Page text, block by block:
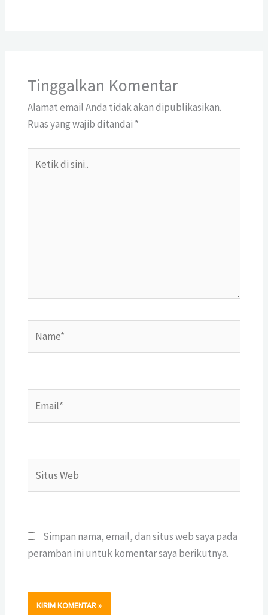
Tinggalkan Komentar
Alamat email Anda tidak akan dipublikasikan.
Ruas yang wajib ditandai *
Web
Simpan nama, email, dan situs web saya pada
peramban ini untuk komentar saya berikutnya.